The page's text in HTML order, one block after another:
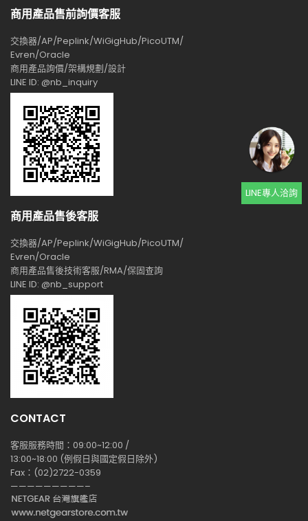
商用產品售前詢價客服
交換器/AP/Peplink/WiGigHub/PicoUTM/
Evren/Oracle
商用產品詢價/架構規劃/設計
LINE ID: @nb_inquiry
商用產品售後客服
交換器/AP/Peplink/WiGigHub/PicoUTM/
Evren/Oracle
商用產品售後技術客服/RMA/保固查詢
LINE ID: @nb_support
CONTACT
客服服務時間：09:00~12:00 /
13:00~18:00 (例假日與國定假日除外)
Fax：(02)2722-0359
—————————–
LINE專人洽詢